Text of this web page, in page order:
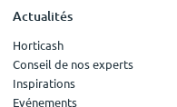
Actualités
Horticash
Conseil de nos experts
Inspirations
Evénements